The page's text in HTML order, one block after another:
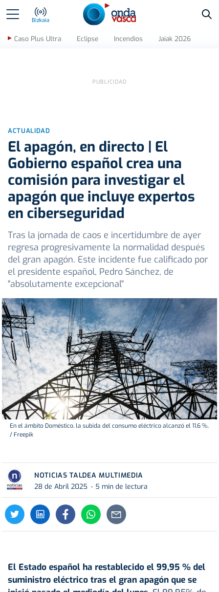
Bizkaia
Caso Plus Ultra Eclipse Incendios Jaiak 2026
ACTUALIDAD
El apagón, en directo | El
Gobierno español crea una
comisión para investigar el
apagón que incluye expertos
en ciberseguridad
Tras la jornada de caos e incertidumbre de ayer
regresa progresivamente la normalidad después
del gran apagón. Este incidente fue calificado por
el presidente español, Pedro Sánchez, de
"absolutamente excepcional"
En el ámbito Doméstico, la subida del consumo eléctrico alcanzó el 11,6 %.
/ Freepik
NOTICIAS TALDEA MULTIMEDIA
28 de Abril 2025
5 min de lectura
El Estado español ha restablecido el 99,95 % del
suministro eléctrico tras el gran apagón que se